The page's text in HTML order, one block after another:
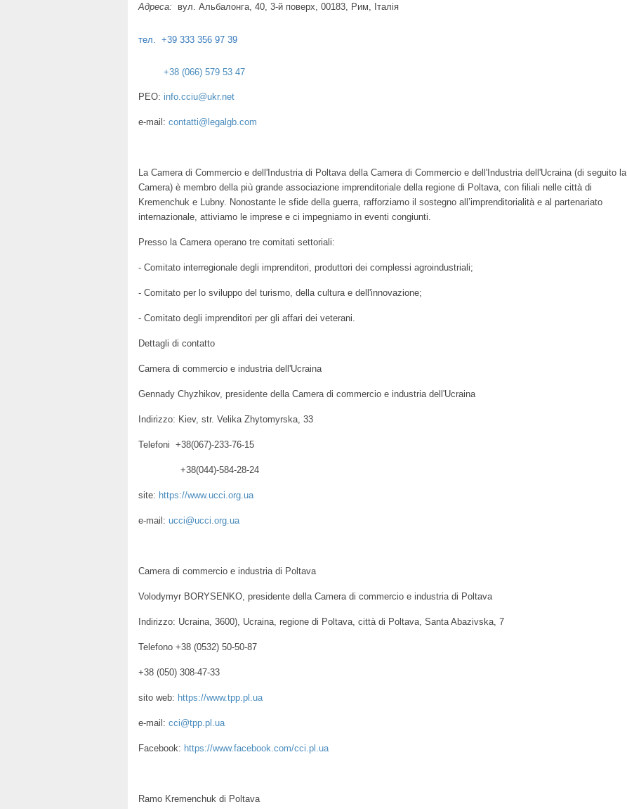
Адреса: вул. Альбалонга, 40, 3-й поверх, 00183, Рим, Італія
тел. +39 333 356 97 39
+38 (066) 579 53 47
PEO: info.cciu@ukr.net
е-mail: contatti@legalgb.com
La Camera di Commercio e dell'Industria di Poltava della Camera di Commercio e dell'Industria dell'Ucraina (di seguito la
Camera) è membro della più grande associazione imprenditoriale della regione di Poltava, con filiali nelle città di
Kremenchuk e Lubny. Nonostante le sfide della guerra, rafforziamo il sostegno all’imprenditorialità e al partenariato
internazionale, attiviamo le imprese e ci impegniamo in eventi congiunti.
Presso la Camera operano tre comitati settoriali:
- Comitato interregionale degli imprenditori, produttori dei complessi agroindustriali;
- Comitato per lo sviluppo del turismo, della cultura e dell'innovazione;
- Comitato degli imprenditori per gli affari dei veterani.
Dettagli di contatto
Camera di commercio e industria dell'Ucraina
Gennady Chyzhikov, presidente della Camera di commercio e industria dell'Ucraina
Indirizzo: Kiev, str. Velika Zhytomyrska, 33
Telefoni +38(067)-233-76-15
+38(044)-584-28-24
site: https://www.ucci.org.ua
e-mail: ucci@ucci.org.ua
Camera di commercio e industria di Poltava
Volodymyr BORYSENKO, presidente della Camera di commercio e industria di Poltava
Indirizzo: Ucraina, 3600), Ucraina, regione di Poltava, città di Poltava, Santa Abazivska, 7
Telefono +38 (0532) 50-50-87
+38 (050) 308-47-33
sito web: https://www.tpp.pl.ua
e-mail: cci@tpp.pl.ua
Facebook: https://www.facebook.com/cci.pl.ua
Ramo Kremenchuk di Poltava